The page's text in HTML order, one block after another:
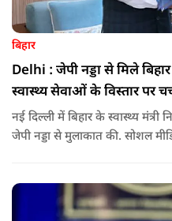
बिहार
Delhi : जेपी नड्डा से मिले
स्वास्थ्य सेवाओं के विस्तार पर
नई दिल्ली में बिहार के स्वास्थ्य मंत्री
जेपी नड्डा से मुलाकात की. सोशल